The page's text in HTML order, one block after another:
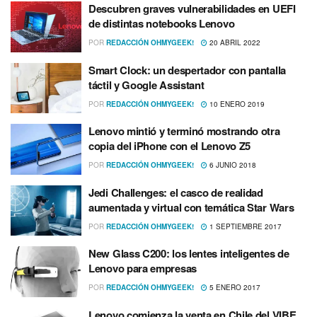
Descubren graves vulnerabilidades en UEFI
de distintas notebooks Lenovo
POR REDACCIÓN OHMYGEEK! 20 ABRIL 2022
Smart Clock: un despertador con pantalla
táctil y Google Assistant
POR REDACCIÓN OHMYGEEK! 10 ENERO 2019
Lenovo mintió y terminó mostrando otra
copia del iPhone con el Lenovo Z5
POR REDACCIÓN OHMYGEEK! 6 JUNIO 2018
Jedi Challenges: el casco de realidad
aumentada y virtual con temática Star Wars
POR REDACCIÓN OHMYGEEK! 1 SEPTIEMBRE 2017
New Glass C200: los lentes inteligentes de
Lenovo para empresas
POR REDACCIÓN OHMYGEEK! 5 ENERO 2017